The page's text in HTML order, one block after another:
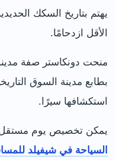
يهتم بتاريخ السكك
الأقل ازدحامًا.
بطابع مدينة السوق
استكشافها سيرًا.
يمكن تخصيص يوم مستقل
السياحة في شيفيلد